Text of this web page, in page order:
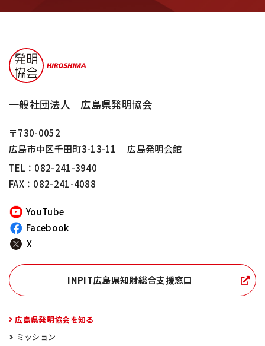
一般社団法人 広島県発明協会
〒730-0052
広島市中区千田町3-13-11
広島発明会館
TEL： 082-241-3940
FAX：082-241-4088
YouTube
Facebook
X
INPIT広島県知財総合支援窓口
広島県発明協会を知る
ミッション